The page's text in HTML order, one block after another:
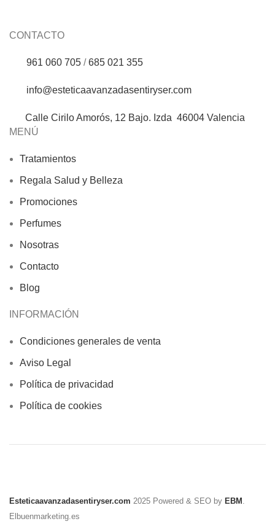
CONTACTO
961 060 705 /685 021 355
info@esteticaavanzadasentiryser.com
Calle Cirilo Amorós, 12 Bajo. Izda 46004 Valencia
MENÚ
Tratamientos
Regala Salud y Belleza
Promociones
Perfumes
Nosotras
Contacto
Blog
INFORMACIÓN
Condiciones generales de venta
Aviso Legal
Política de privacidad
Política de cookies
Esteticaavanzadasentiryser.com 2025 Powered & SEO by EBM .
Elbuenmarketing.es